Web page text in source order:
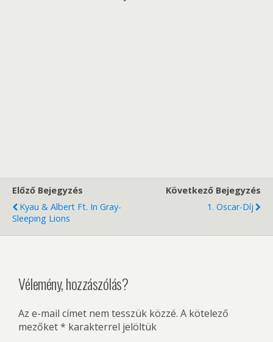
Előző Bejegyzés
Kyau & Albert Ft. In Gray-
Sleeping Lions
Következő Bejegyzés
1. Oscar-Díj
Vélemény, hozzászólás?
Az e-mail címet nem tesszük közzé. A kötelező
mezőket* karakterrel jelöltük